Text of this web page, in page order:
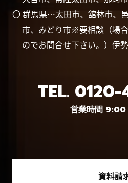
〇 群馬県…太田市、舘林市、
市、みどり市※要相談（場
のでお問合せ下さい。）伊
TEL.
営業時間
資料請